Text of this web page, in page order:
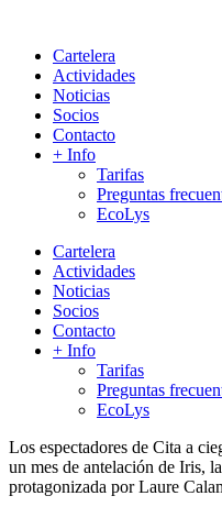
Cartelera
Actividades
Noticias
Socios
Contacto
+ Info
Tarifas
Preguntas
EcoLys
Cartelera
Actividades
Noticias
Socios
Contacto
+ Info
Tarifas
Preguntas
EcoLys
Los espectadores de Cita a
un mes de antelación de Iris,
protagonizada por Laure